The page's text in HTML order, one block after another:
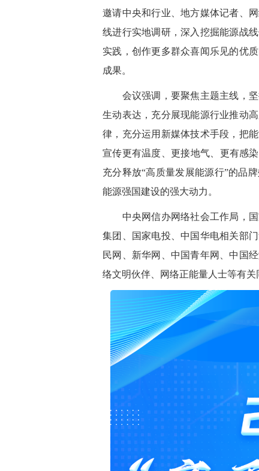
邀请中央和行业、地方媒体记者、
线进行实地调研，深入挖掘能源战
实践，创作更多群众喜闻乐见的优
成果。
会议强调，要聚焦主题主线，坚
生动表达，充分展现能源行业推动
律，充分运用新媒体技术手段，把
宣传更有温度、更接地气、更有感
充分释放“高质量发展能源行”的品
能源强国建设的强大动力。
中央网信办网络社会工作局，国
集团、国家电投、中国华电相关部
民网、新华网、中国青年网、中国
络文明伙伴、网络正能量人士等有关